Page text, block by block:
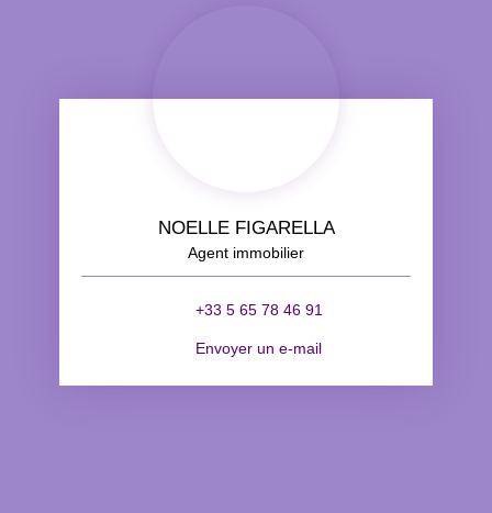
NOELLE FIGARELLA
Agent immobilier
+33 5 65 78 46 91
Envoyer un e-mail